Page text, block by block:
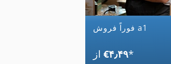
فوراً فروش a1
‎€۴٫۴۹*